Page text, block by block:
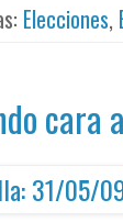
Elecciones,
cara